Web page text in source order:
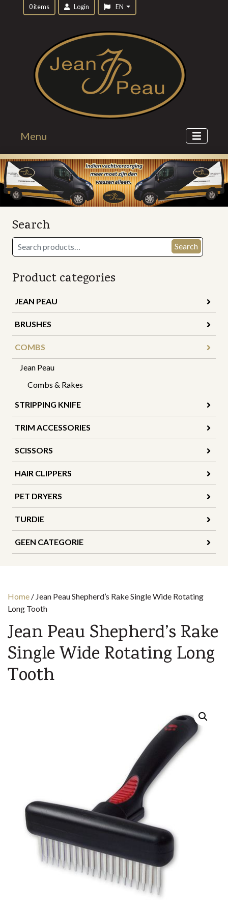
0 items Login EN
Menu
Search
Search
for:
Search
Product categories
JEAN PEAU
BRUSHES
COMBS
Jean Peau
Combs & Rakes
STRIPPING KNIFE
TRIM ACCESSORIES
SCISSORS
HAIR CLIPPERS
PET DRYERS
TURDIE
GEEN CATEGORIE
Home / Jean Peau Shepherd’s Rake Single Wide Rotating
Long Tooth
Jean Peau Shepherd’s Rake
Single Wide Rotating Long
Tooth